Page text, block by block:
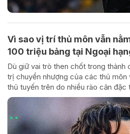
Vì sao vị trí thủ môn vẫn
100 triệu bảng tại Ngoại
Dù giữ vai trò then chốt trong thành
trị chuyển nhượng của các thủ môn
thủ tuyến trên do nhiều rào cản đặc